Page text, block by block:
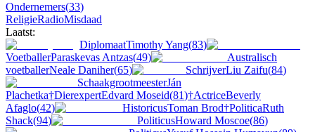
Ondernemers(33)
ReligieRadioMisdaad
Laatst:
DiplomaatTimothy Yang(83)
VoetballerParaskevas Antzas(49)
Australisch
voetballerNeale Daniher(65) SchrijverLiu Zaifu(84)
SchaakgrootmeesterJán
Plachetka†DierexpertEdvard Moseid(81)†ActriceBeverly
Afaglo(42) HistoricusToman Brod†PoliticaRuth
Shack(94) PoliticusHoward Moscoe(86)